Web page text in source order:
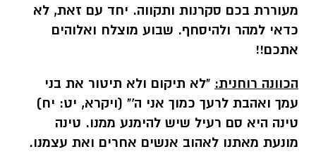
מעוררת בכם סקרנות ותקווה. יחד עם זאת, לא
כדאי למהר ולהיסחף. שבוע מוצלח ואלוהים
אתכם!!
הכוונה רוחנית: "לא תיקום ולא תיטור את בני
עמך ואהבת לרעך כמוך אני ה'" (ויקרא, יט: יח)
טינה היא סם רעיל שיש להימנע ממנו. טינה
מונעת מאתנו לאהוב אנשים אחרים ואת עצמנו.